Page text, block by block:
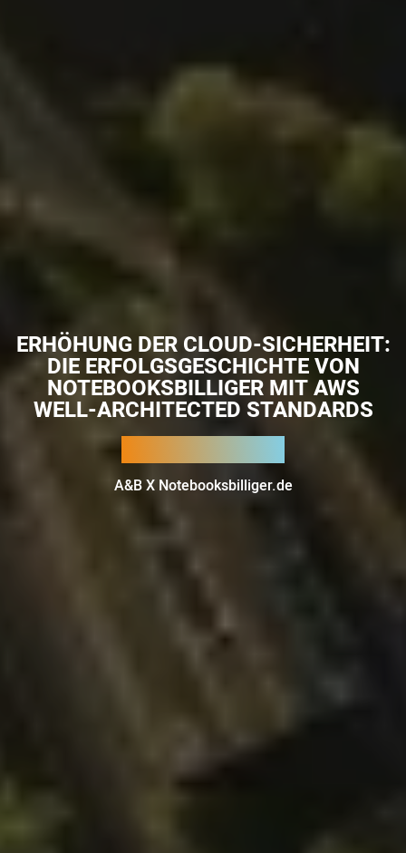
ERHÖHUNG DER CLOUD-SICHERHEIT:
DIE ERFOLGSGESCHICHTE VON
NOTEBOOKSBILLIGER MIT AWS
WELL-ARCHITECTED STANDARDS
A&B X Notebooksbilliger.de